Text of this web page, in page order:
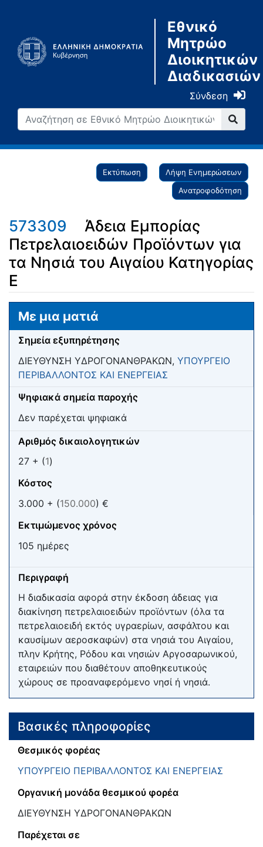
Εθνικό
Μητρώο
Διοικητικών
Διαδικασιών
Σύνδεση
Εκτύπωση
Λήψη Ενημερώσεων
Ανατροφοδότηση
573309
Άδεια Εμπορίας
Πετρελαιοειδών Προϊόντων για
τα Νησιά του Αιγαίου Κατηγορίας
Ε
Μετάβαση σε: πλοήγηση
Με μια ματιά
Σημεία εξυπηρέτησης
ΔΙΕΥΘΥΝΣΗ ΥΔΡΟΓΟΝΑΝΘΡΑΚΩΝ, ΥΠΟΥΡΓΕΙΟ
ΠΕΡΙΒΑΛΛΟΝΤΟΣ ΚΑΙ ΕΝΕΡΓΕΙΑΣ
Ψηφιακά σημεία παροχής
Δεν παρέχεται ψηφιακά
Αριθμός δικαιολογητικών
27 + (1)
Κόστος
3.000 + (150.000) €
Εκτιμώμενος χρόνος
105 ημέρες
Περιγραφή
Η διαδικασία αφορά στην έκδοση άδειας για
διακίνηση πετρελαιοειδών προϊόντων (όλα τα
πετρελαιοειδή εκτός υγραερίων, ασφάλτου και
καυσίμων αεροσκαφών) στα νησιά του Αιγαίου,
πλην Κρήτης, Ρόδου και νησιών Αργοσαρωνικού,
εταιρειών που διαθέτουν αποθηκευτικούς
χώρους σε προαναφερόμενο νησί ή νησιά.
Βασικές πληροφορίες
Θεσμικός φορέας
ΥΠΟΥΡΓΕΙΟ ΠΕΡΙΒΑΛΛΟΝΤΟΣ ΚΑΙ ΕΝΕΡΓΕΙΑΣ
Οργανική μονάδα θεσμικού φορέα
ΔΙΕΥΘΥΝΣΗ ΥΔΡΟΓΟΝΑΝΘΡΑΚΩΝ
Παρέχεται σε